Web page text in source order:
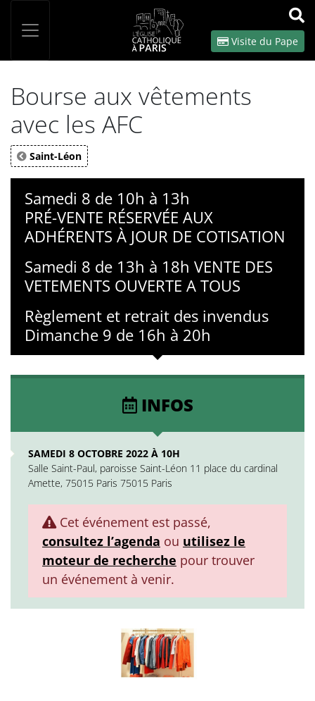
OK
Visite du Pape
Bourse aux vêtements
avec les AFC
Saint-Léon
Samedi 8 de 10h à 13h
PRÉ-VENTE RÉSERVÉE AUX
ADHÉRENTS À JOUR DE COTISATION
Samedi 8 de 13h à 18h VENTE DES
VETEMENTS OUVERTE A TOUS
Règlement et retrait des invendus
Dimanche 9 de 16h à 20h
INFOS
SAMEDI 8 OCTOBRE 2022 À 10H
Salle Saint-Paul, paroisse Saint-Léon 11 place du cardinal
Amette, 75015 Paris 75015 Paris
Cet événement est passé,
consultez l’agenda ou utilisez le
moteur de recherche pour trouver
un événement à venir.
Panneau de gestion des cookies